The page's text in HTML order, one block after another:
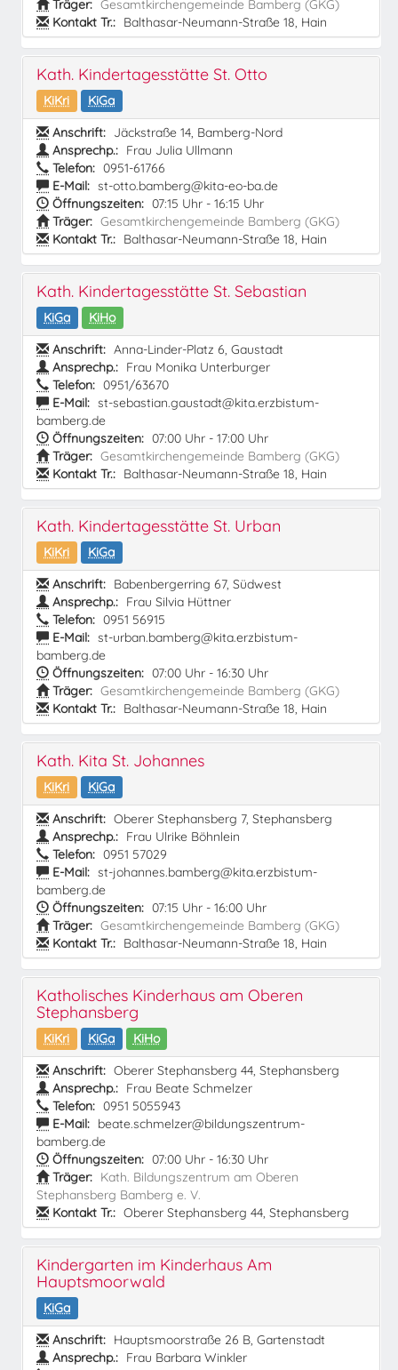
Träger: Gesamtkirchengemeinde Bamberg (GKG)
Kontakt Tr.: Balthasar-Neumann-Straße 18, Hain
Kath. Kindertagesstätte St. Otto
KiKri
KiGa
Anschrift: Jäckstraße 14, Bamberg-Nord
Ansprechp.: Frau Julia Ullmann
Telefon: 0951-61766
E-Mail: st-otto.bamberg@kita-eo-ba.de
Öffnungszeiten: 07:15 Uhr - 16:15 Uhr
Träger: Gesamtkirchengemeinde Bamberg (GKG)
Kontakt Tr.: Balthasar-Neumann-Straße 18, Hain
Kath. Kindertagesstätte St. Sebastian
KiGa
KiHo
Anschrift: Anna-Linder-Platz 6, Gaustadt
Ansprechp.: Frau Monika Unterburger
Telefon: 0951/63670
E-Mail: st-sebastian.gaustadt@kita.erzbistum-
bamberg.de
Öffnungszeiten: 07:00 Uhr - 17:00 Uhr
Träger: Gesamtkirchengemeinde Bamberg (GKG)
Kontakt Tr.: Balthasar-Neumann-Straße 18, Hain
Kath. Kindertagesstätte St. Urban
KiKri
KiGa
Anschrift: Babenbergerring 67, Südwest
Ansprechp.: Frau Silvia Hüttner
Telefon: 0951 56915
E-Mail: st-urban.bamberg@kita.erzbistum-
bamberg.de
Öffnungszeiten: 07:00 Uhr - 16:30 Uhr
Träger: Gesamtkirchengemeinde Bamberg (GKG)
Kontakt Tr.: Balthasar-Neumann-Straße 18, Hain
Kath. Kita St. Johannes
KiKri
KiGa
Anschrift: Oberer Stephansberg 7, Stephansberg
Ansprechp.: Frau Ulrike Böhnlein
Telefon: 0951 57029
E-Mail: st-johannes.bamberg@kita.erzbistum-
bamberg.de
Öffnungszeiten: 07:15 Uhr - 16:00 Uhr
Träger: Gesamtkirchengemeinde Bamberg (GKG)
Kontakt Tr.: Balthasar-Neumann-Straße 18, Hain
Katholisches Kinderhaus am Oberen
Stephansberg
KiKri KiGa
KiHo
Anschrift: Oberer Stephansberg 44, Stephansberg
Ansprechp.: Frau Beate Schmelzer
Telefon: 0951 5055943
E-Mail: beate.schmelzer@bildungszentrum-
bamberg.de
Öffnungszeiten: 07:00 Uhr - 16:30 Uhr
Träger: Kath. Bildungszentrum am Oberen
Stephansberg Bamberg e. V.
Kontakt Tr.: Oberer Stephansberg 44, Stephansberg
Kindergarten im Kinderhaus Am
Hauptsmoorwald
KiGa
Anschrift: Hauptsmoorstraße 26 B, Gartenstadt
Ansprechp.: Frau Barbara Winkler